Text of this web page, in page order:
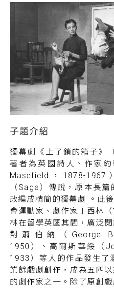
獨幕劇《上了鎖的箱子》
著者為英國詩人、作家
Masefield，1878-
（Saga）傳說，原本長
改編成精簡的獨幕劇 。此
會運動家、劇作家丁西林
林在留學英國其間，廣泛
對蕭伯納（George
1950）、高爾斯華綏（
1933）等人的作品發生了
業餘戲劇創作，成為五四
的劇作家之一。除了原創